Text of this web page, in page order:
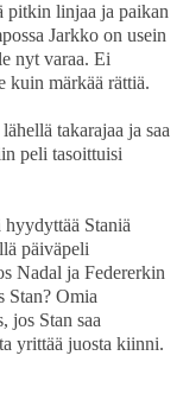
pitkin linjaa ja paikan
Jarkko on usein
nyt varaa. Ei
kuin märkää rättiä.
takarajaa ja saa
peli tasoittuisi
Staniä
päiväpeli
Nadal ja Federerkin
Stan? Omia
jos Stan saa
yrittää juosta kiinni.